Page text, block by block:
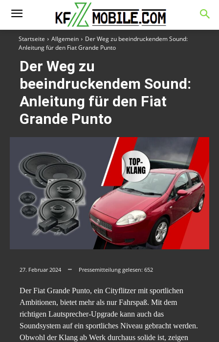
Startseite Allgemein
Der Weg zu beeindruckendem Sound:
Anleitung für den Fiat Grande Punto
Der Weg zu
beeindruckendem Sound:
Anleitung für den Fiat
Grande Punto
27. Februar 2024 Pressemitteilung gelesen: 652
Der Fiat Grande Punto, ein Cityflitzer mit sportlichen
Ambitionen, bietet mehr als nur Fahrspaß. Mit dem
richtigen Lautsprecher-Upgrade kann auch das
Soundsystem auf ein sportliches Niveau gebracht werden.
Obwohl der Klang ab Werk durchaus solide ist, zeigen